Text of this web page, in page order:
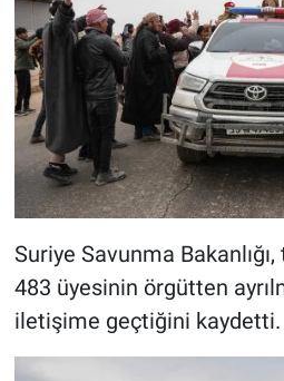
Suriye Savunma
483 üyesinin örgütten
iletişime geçtiğini kaydetti.